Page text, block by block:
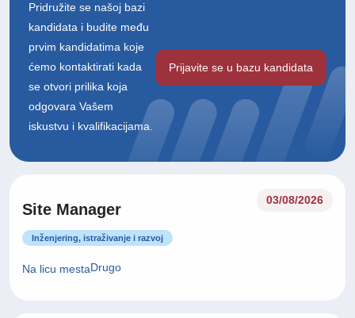
Pridružite se našoj bazi
kandidata i budite među
prvim kandidatima koje
ćemo kontaktirati kada
se otvori prilika koja
odgovara Vašem
iskustvu i kvalifikacijama.
Prijavite se u bazu kandidata
Site Manager
03/08/2026
Inženjering, istraživanje i razvoj
Na licu mestaDrugo